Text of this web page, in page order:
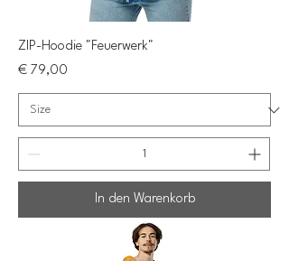
ZIP-Hoodie "Feuerwerk"
Preis
€ 79,00
In den Warenkorb